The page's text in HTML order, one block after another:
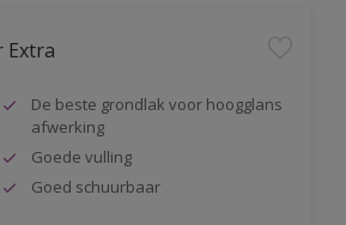
Extra
De beste grondlak voor hoogglans
afwerking
Goede vulling
Goed schuurbaar